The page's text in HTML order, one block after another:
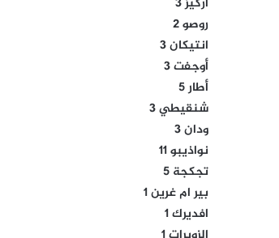
روصو 2
انتيكان 3
أوجفت 3
أطار 5
شنقيطي 3
ودان 3
نواذيبو 11
تجكجة 5
بير ام غرين 1
افديرك 1